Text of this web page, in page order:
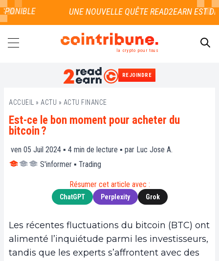
la crypto pour tous
REJOINDRE
ACCUEIL » ACTU » ACTU FINANCE
Est-ce le bon moment pour acheter du
bitcoin ?
ven 05 Juil 2024 ▪ 4 min de lecture ▪ par Luc Jose A.
S'informer ▪ Trading
Résumer cet article avec :
ChatGPT Perplexity Grok
Les récentes fluctuations du bitcoin (BTC) ont
alimenté l’inquiétude parmi les investisseurs,
tandis que les experts s’affrontent avec des